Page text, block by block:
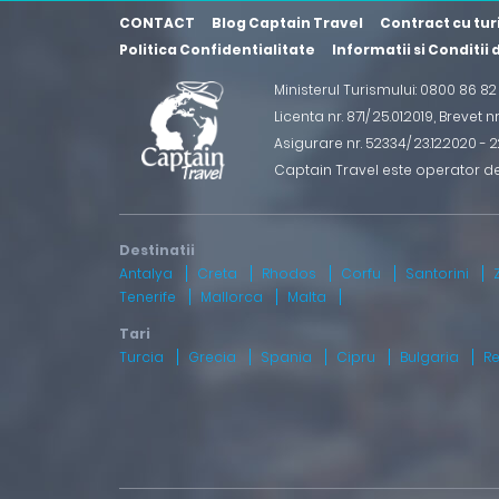
CONTACT Blog Captain Travel
Contract cu
Politica Confidentialitate
Informatii si Conditii
Ministerul Turismului: 0800 86
Licenta nr. 871/ 25.01.2019, Brevet
Asigurare nr. 52334/ 23.12.2020 -
Captain Travel este operator
Antalya Creta Rhodos Corfu Santorini
Tenerife
Mallorca Malta
Turcia Grecia Spania Cipru Bulgaria